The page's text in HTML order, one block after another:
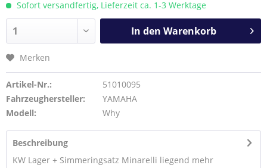
Sofort versandfertig, Lieferzeit ca. 1-3 Werktage
In den Warenkorb
Merken
Artikel-Nr.:
51010095
Fahrzeughersteller:
YAMAHA
Modell:
Why
Beschreibung
KW Lager + Simmeringsatz Minarelli liegend mehr